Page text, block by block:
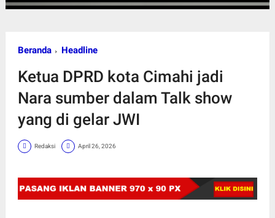
Beranda Headline
Ketua DPRD kota Cimahi jadi
Nara sumber dalam Talk show
yang di gelar JWI
Redaksi April 26, 2026